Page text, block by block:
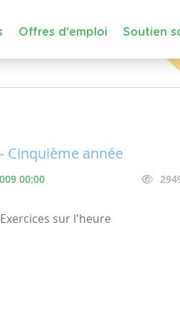
Offres d'emploi Soutien
Cinquième année
00:00
Exercices sur l'heure